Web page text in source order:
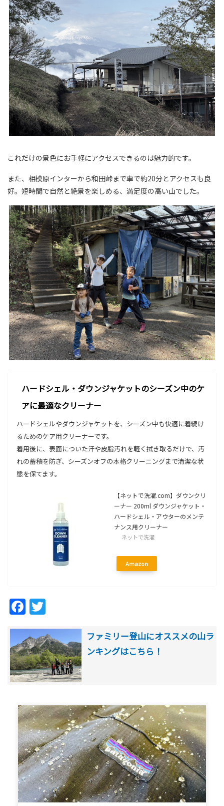
これだけの景色にお手軽にアクセスできるのは魅力的です。
また、相模原インターから和田峠まで車で約20分とアクセスも良
好。短時間で自然と絶景を楽しめる、満足度の高い山でした。
ハードシェル・ダウンジャケットのシーズン中のケ
アに最適なクリーナー
ハードシェルやダウンジャケットを、シーズン中も快適に着続け
るためのケア用クリーナーです。
着用後に、表面についた汗や皮脂汚れを軽く拭き取るだけで、汚
れの蓄積を防ぎ、シーズンオフの本格クリーニングまで清潔な状
態を保てます。
【ネットで洗濯.com】ダウンクリ
ーナー 200ml ダウンジャケット・
ハードシェル・アウターのメンテ
ナンス用クリーナー
ネットで洗濯
Amazon
Facebook
ファミリー登山にオススメの山ラ
ンキングはこちら！